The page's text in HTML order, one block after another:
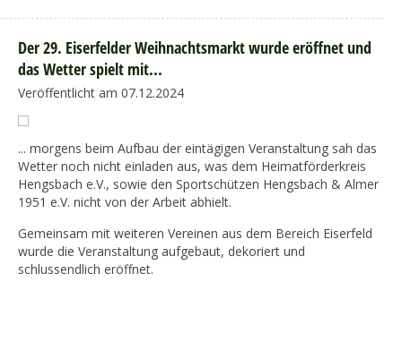
Der 29. Eiserfelder Weihnachtsmarkt wurde eröffnet und
das Wetter spielt mit...
Veröffentlicht am 07.12.2024
... morgens beim Aufbau der eintägigen Veranstaltung sah das
Wetter noch nicht einladen aus, was dem Heimatförderkreis
Hengsbach e.V., sowie den Sportschützen Hengsbach & Almer
1951 e.V. nicht von der Arbeit abhielt.
Gemeinsam mit weiteren Vereinen aus dem Bereich Eiserfeld
wurde die Veranstaltung aufgebaut, dekoriert und
schlussendlich eröffnet.